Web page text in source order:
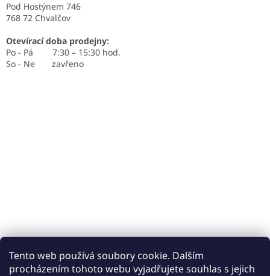
Tento web používá soubory cookie. Dalším
procházením tohoto webu vyjadřujete souhlas s jejich
Pod Hostýnem 746
768 72 Chvalčov
Otevírací doba prodejny:
Po - Pá 7:30 – 15:30 hod.
So - Ne zavřeno